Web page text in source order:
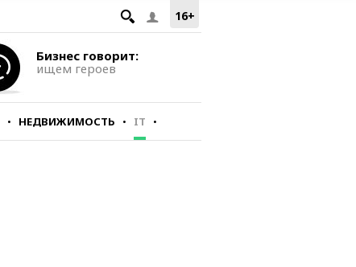
16+
Бизнес говорит:
ищем героев
НЕДВИЖИМОСТЬ IT